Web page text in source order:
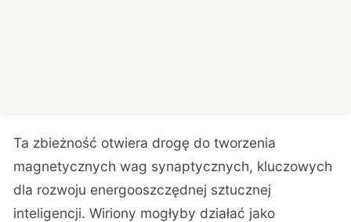
Ta zbieżność otwiera drogę do tworzenia
magnetycznych wag synaptycznych, kluczowych
dla rozwoju energooszczędnej sztucznej
inteligencji. Wiriony mogłyby działać jako